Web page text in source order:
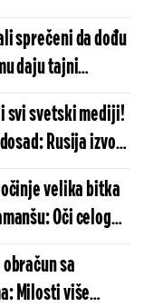
sprečeni da dođu
daju tajni
svi svetski mediji!
Rusija izvodi
kojeg odbrana ne
velika bitka
Oči celog
ovo će
sa
Milosti više